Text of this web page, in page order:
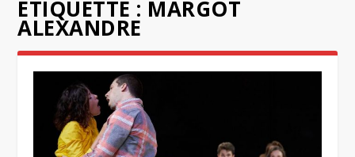
ÉTIQUETTE : MARGOT
ALEXANDRE